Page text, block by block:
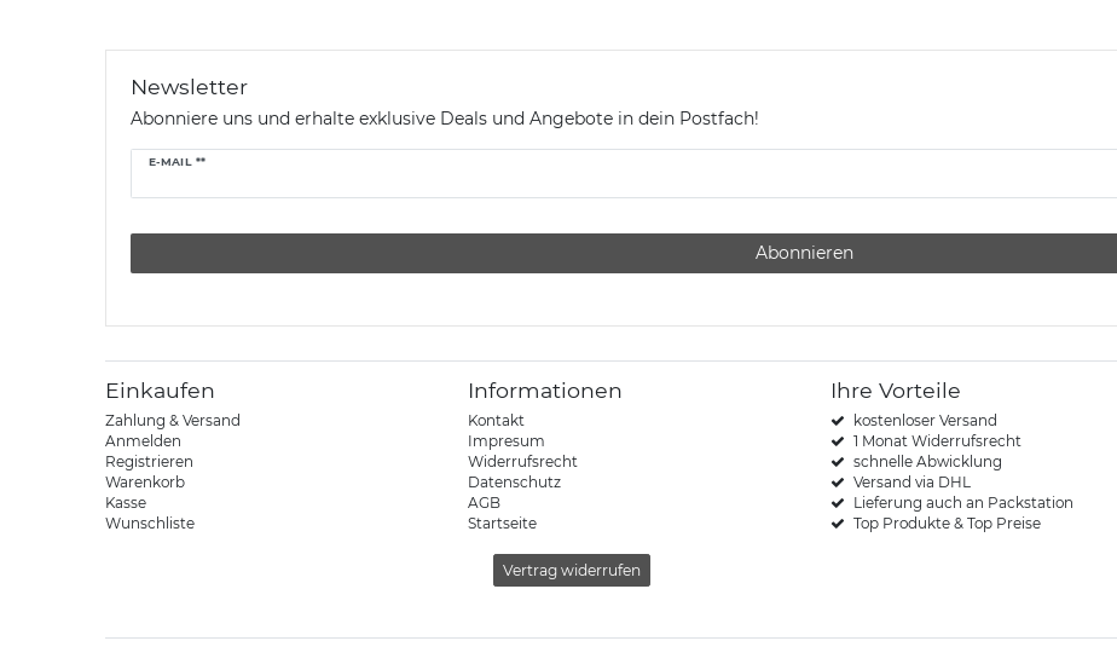
Newsletter
Abonniere uns und erhalte exklusive Deals und Angebote in dein Postfach!
E-MAIL **
Newsletter
Abonnieren
Einkaufen
Zahlung & Versand
Anmelden
Registrieren
Warenkorb
Kasse
Wunschliste
Informationen
Kontakt
Impresum
Widerrufsrecht
Datenschutz
AGB
Startseite
Vertrag widerrufen
Ihre Vorteile
kostenloser Versand
1 Monat Widerrufsrecht
schnelle Abwicklung
Versand via DHL
Lieferung auch an Packstation
Top Produkte & Top Preise